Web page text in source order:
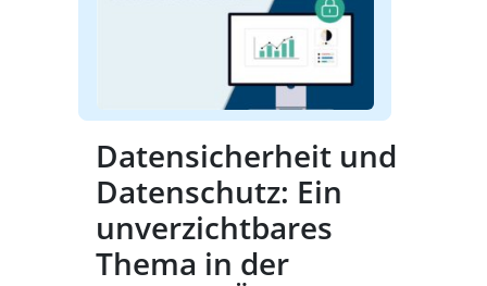
Datensicherheit und
Datenschutz: Ein
unverzichtbares
Thema in der